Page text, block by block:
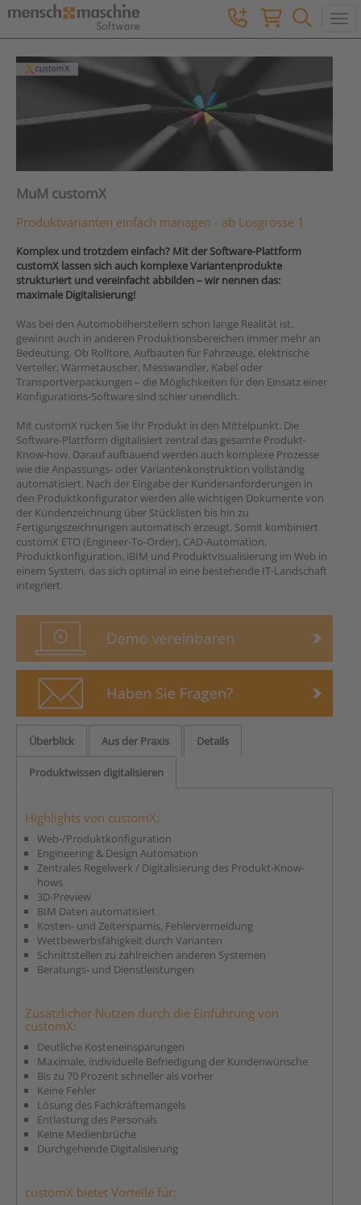
MuM customX
Produktvarianten einfach managen - ab Losgrösse 1
Komplex und trotzdem einfach? Mit der Software-Plattform
customX lassen sich auch komplexe Variantenprodukte
strukturiert und vereinfacht abbilden – wir nennen das:
maximale Digitalisierung!
Was bei den Automobilherstellern schon lange Realität ist,
gewinnt auch in anderen Produktionsbereichen immer mehr an
Bedeutung. Ob Rolltore, Aufbauten für Fahrzeuge, elektrische
Verteiler, Wärmetauscher, Messwandler, Kabel oder
Transportverpackungen – die Möglichkeiten für den Einsatz einer
Konfigurations-Software sind schier unendlich.
Mit customX rücken Sie Ihr Produkt in den Mittelpunkt. Die
Software-Plattform digitalisiert zentral das gesamte Produkt-
Know-how. Darauf aufbauend werden auch komplexe Prozesse
wie die Anpassungs- oder Variantenkonstruktion vollständig
automatisiert. Nach der Eingabe der Kundenanforderungen in
den Produktkonfigurator werden alle wichtigen Dokumente von
der Kundenzeichnung über Stücklisten bis hin zu
Fertigungszeichnungen automatisch erzeugt. Somit kombiniert
customX ETO (Engineer-To-Order), CAD-Automation,
Produktkonfiguration, iBIM und Produktvisualisierung im Web in
einem System, das sich optimal in eine bestehende IT-Landschaft
integriert.
Überblick Aus der Praxis Details
Produktwissen digitalisieren
Highlights von customX:
Web-/Produktkonfiguration
Engineering & Design Automation
Zentrales Regelwerk / Digitalisierung des Produkt-Know-
hows
3D-Preview
BIM Daten automatisiert
Kosten- und Zeitersparnis, Fehlervermeidung
Wettbewerbsfähigkeit durch Varianten
Schnittstellen zu zahlreichen anderen Systemen
Beratungs- und Dienstleistungen
Zusätzlicher Nutzen durch die Einführung von
customX:
Deutliche Kosteneinsparungen
Maximale, individuelle Befriedigung der Kundenwünsche
Bis zu 70 Prozent schneller als vorher
Keine Fehler
Lösung des Fachkräftemangels
Entlastung des Personals
Keine Medienbrüche
Durchgehende Digitalisierung
customX bietet Vorteile für: